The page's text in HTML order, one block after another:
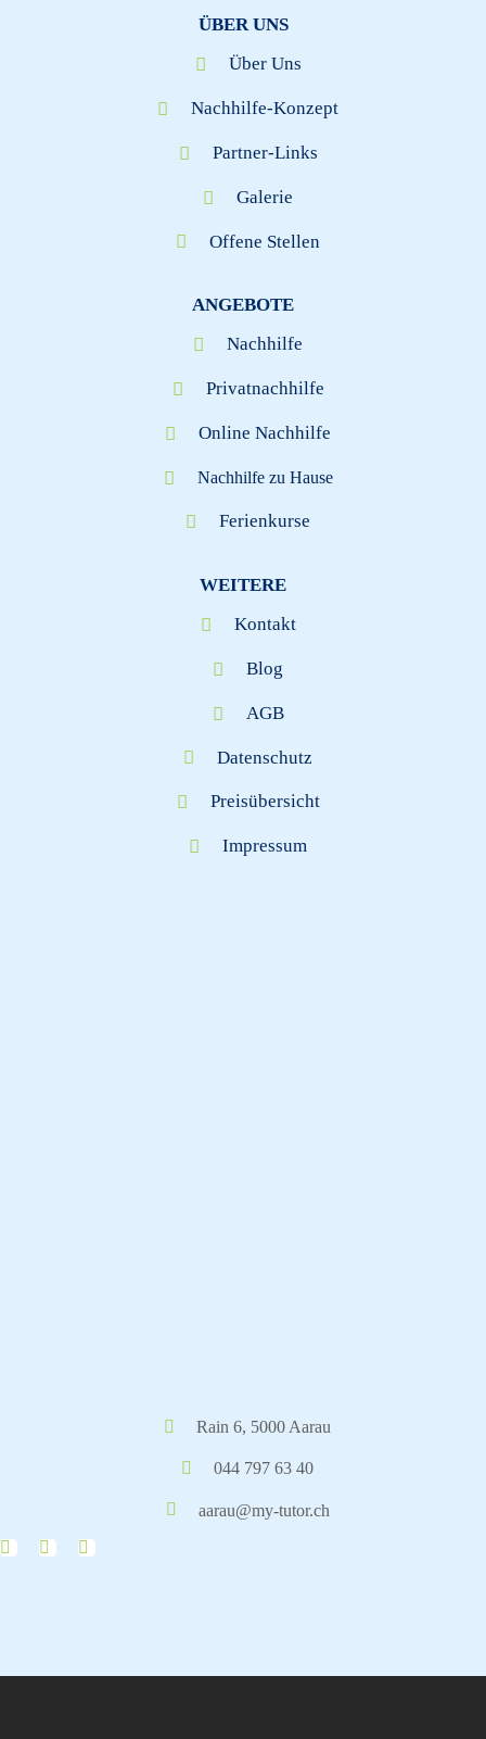
ÜBER UNS
Über Uns
Nachhilfe-Konzept
Partner-Links
Galerie
Offene Stellen
ANGEBOTE
Nachhilfe
Privatnachhilfe
Online Nachhilfe
Nachhilfe zu Hause
Ferienkurse
WEITERE
Kontakt
Blog
AGB
Datenschutz
Preisübersicht
Impressum
Rain 6, 5000 Aarau
044 797 63 40
aarau@my-tutor.ch